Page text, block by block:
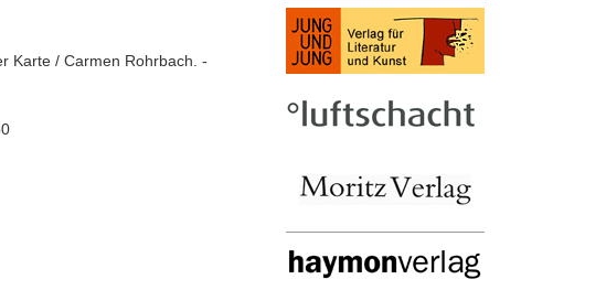
Karte / Carmen Rohrbach. -